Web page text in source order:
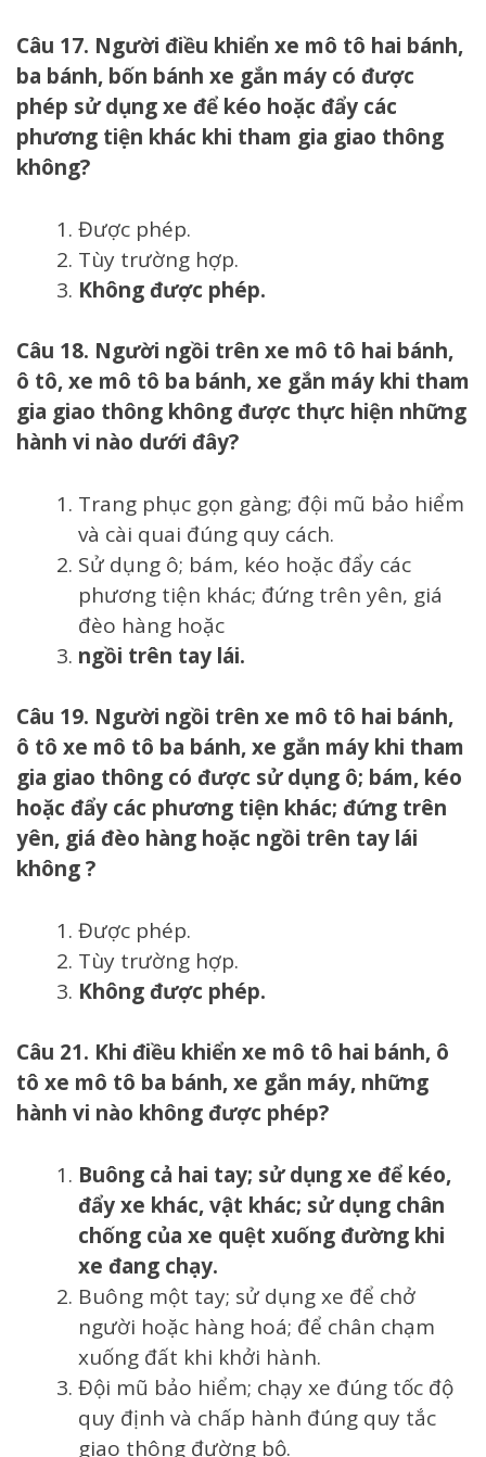
Câu 17. Người điều khiển xe mô tô hai bánh,
ba bánh, bốn bánh xe gắn máy có được
phép sử dụng xe để kéo hoặc đẩy các
phương tiện khác khi tham gia giao thông
không?
Được phép.
Tùy trường hợp.
Không được phép.
Câu 18. Người ngồi trên xe mô tô hai bánh,
ô tô, xe mô tô ba bánh, xe gắn máy khi tham
gia giao thông không được thực hiện những
hành vi nào dưới đây?
Trang phục gọn gàng; đội mũ bảo hiểm
và cài quai đúng quy cách.
Sử dụng ô; bám, kéo hoặc đẩy các
phương tiện khác; đứng trên yên, giá
đèo hàng hoặc
ngồi trên tay lái.
Câu 19. Người ngồi trên xe mô tô hai bánh,
ô tô xe mô tô ba bánh, xe gắn máy khi tham
gia giao thông có được sử dụng ô; bám, kéo
hoặc đẩy các phương tiện khác; đứng trên
yên, giá đèo hàng hoặc ngồi trên tay lái
không ?
Được phép.
Tùy trường hợp.
Không được phép.
Câu 21. Khi điều khiển xe mô tô hai bánh, ô
tô xe mô tô ba bánh, xe gắn máy, những
hành vi nào không được phép?
Buông cả hai tay; sử dụng xe để kéo,
đẩy xe khác, vật khác; sử dụng chân
chống của xe quệt xuống đường khi
xe đang chạy.
Buông một tay; sử dụng xe để chở
người hoặc hàng hoá; để chân chạm
xuống đất khi khởi hành.
Đội mũ bảo hiểm; chạy xe đúng tốc độ
quy định và chấp hành đúng quy tắc
giao thông đường bộ.